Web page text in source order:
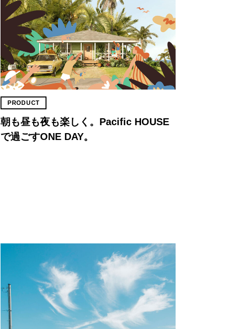
PRODUCT
朝も昼も夜も楽しく。Pacific HOUSE
で過ごすONE DAY。